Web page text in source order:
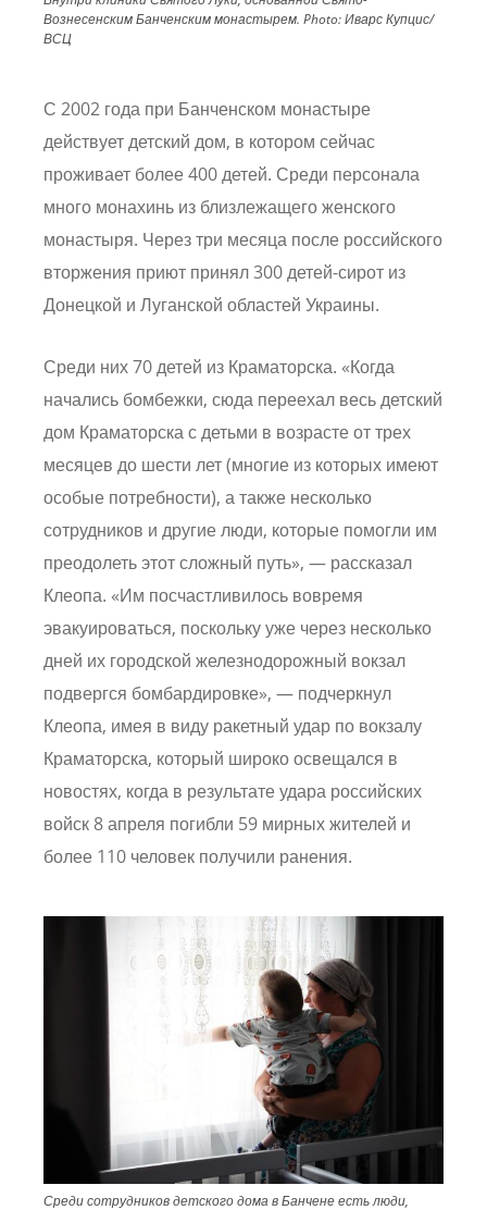
Вознесенским Банченским монастырем. Photo:Иварс Купцис/
ВСЦ
С 2002 года при Банченском монастыре
действует детский дом, в котором сейчас
проживает более 400 детей. Среди персонала
много монахинь из близлежащего женского
монастыря. Через три месяца после российского
вторжения приют принял 300 детей-сирот из
Донецкой и Луганской областей Украины.
Среди них 70 детей из Краматорска. «Когда
начались бомбежки, сюда переехал весь детский
дом Краматорска с детьми в возрасте от трех
месяцев до шести лет (многие из которых имеют
особые потребности), а также несколько
сотрудников и другие люди, которые помогли им
преодолеть этот сложный путь», — рассказал
Клеопа. «Им посчастливилось вовремя
эвакуироваться, поскольку уже через несколько
дней их городской железнодорожный вокзал
подвергся бомбардировке», — подчеркнул
Клеопа, имея в виду ракетный удар по вокзалу
Краматорска, который широко освещался в
новостях, когда в результате удара российских
войск 8 апреля погибли 59 мирных жителей и
более 110 человек получили ранения.
Среди сотрудников детского дома в Банчене есть люди,